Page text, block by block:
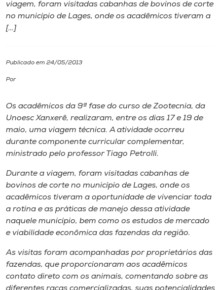
Internacionalização
Cultura
CPA
Editora
Rádio
Museu
Unoesc
viagem, foram visitadas cabanhas de bovinos de corte
no município de Lages, onde os acadêmicos tiveram a
[…]
Publicado em 24/05/2013
Por
Os acadêmicos da 9ª fase do curso de Zootecnia, da
Unoesc Xanxerê, realizaram, entre os dias 17 e 19 de
maio, uma viagem técnica. A atividade ocorreu
durante componente curricular complementar,
ministrado pelo professor Tiago Petrolli.
Durante a viagem, foram visitadas cabanhas de
bovinos de corte no município de Lages, onde os
acadêmicos tiveram a oportunidade de vivenciar toda
a rotina e as práticas de manejo dessa atividade
naquele município, bem como os estudos de mercado
e viabilidade econômica das fazendas da região.
As visitas foram acompanhadas por proprietários das
fazendas, que proporcionaram aos acadêmicos
contato direto com os animais, comentando sobre as